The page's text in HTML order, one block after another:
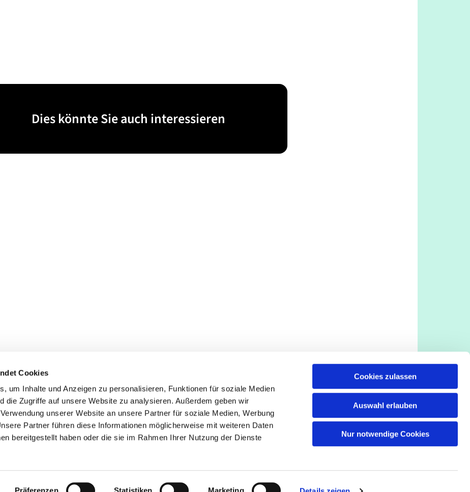
Cookies
um Inhalte und Anzeigen zu personalisieren, Funktionen für soziale Medien
die Zugriffe auf unsere Website zu analysieren. Außerdem geben wir
unserer Website an unsere Partner für soziale Medien, Werbung
Partner führen diese Informationen möglicherweise mit weiteren Daten
bereitgestellt haben oder die sie im Rahmen Ihrer Nutzung der Dienste
Präferenzen Statistiken Marketing
Cookies zulassen
Auswahl erlauben
Nur notwendige Cookies
Dies könnte Sie auch interessieren
Poll
Spenden